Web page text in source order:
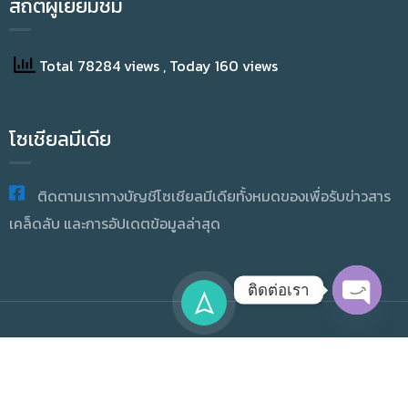
Total 78284 views , Today 160 views
โซเชียลมีเดีย
ติดตามเราทางบัญชีโซเชียลมีเดียทั้งหมดของเพื่อรับข่าวสาร
เคล็ดลับ และการอัปเดตข้อมูลล่าสุด
ติดต่อเรา